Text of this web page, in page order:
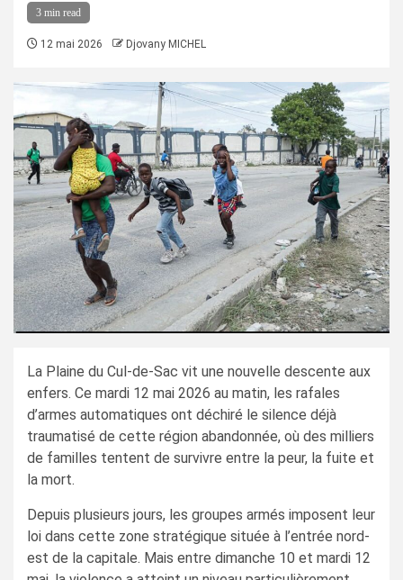
3 min read
12 mai 2026 Djovany MICHEL
La Plaine du Cul-de-Sac vit une nouvelle descente aux
enfers. Ce mardi 12 mai 2026 au matin, les rafales
d’armes automatiques ont déchiré le silence déjà
traumatisé de cette région abandonnée, où des milliers
de familles tentent de survivre entre la peur, la fuite et
la mort.
Depuis plusieurs jours, les groupes armés imposent leur
loi dans cette zone stratégique située à l’entrée nord-
est de la capitale. Mais entre dimanche 10 et mardi 12